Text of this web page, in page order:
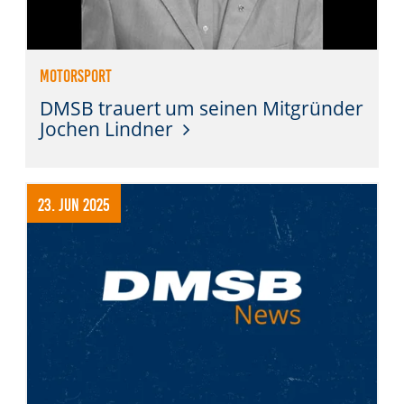
Motorsport
DMSB trauert um seinen Mitgründer
Jochen Lindner
23. Jun 2025
DMSB
Dieser Cookie speichert Informationen zu
verwendeten Hintergrundbildern der Website.
Cookie Consent
cookie_consent
Anbieter: